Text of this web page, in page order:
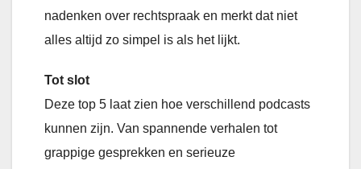
nadenken over rechtspraak en merkt dat niet
alles altijd zo simpel is als het lijkt.
Tot slot
Deze top 5 laat zien hoe verschillend podcasts
kunnen zijn. Van spannende verhalen tot
grappige gesprekken en serieuze